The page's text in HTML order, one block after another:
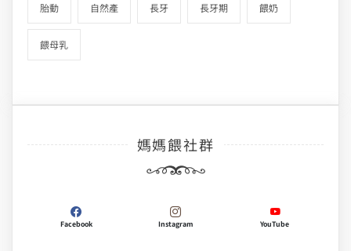
胎動 自然產 長牙 長牙期 餵奶
餵母乳
媽媽餵社群
Facebook Instagram YouTube